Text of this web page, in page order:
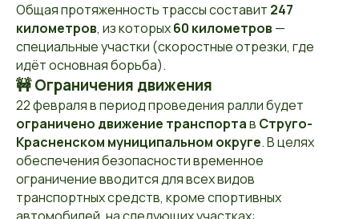
Общая протяженность трассы составит 247
километров, из которых60 километров —
специальные участки (скоростные отрезки, где
идёт основная борьба).
🚧Ограничения движения
22 февраля в период проведения ралли будет
ограничено движение транспортав Струго-
Красненском муниципальном округе. В целях
обеспечения безопасности временное
ограничение вводится для всех видов
транспортных средств, кроме спортивных